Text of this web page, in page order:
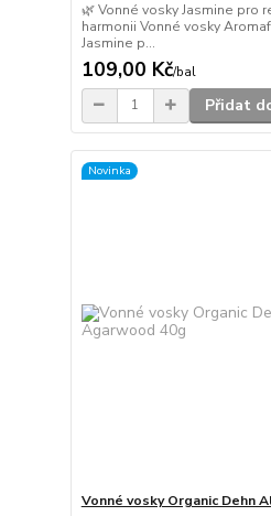
🌿 Vonné vosky Jasmine pro
harmonii Vonné vosky
Jasmine p...
109,00 Kč/bal
Přidat
Novinka
Vonné vosky Organic Dehn